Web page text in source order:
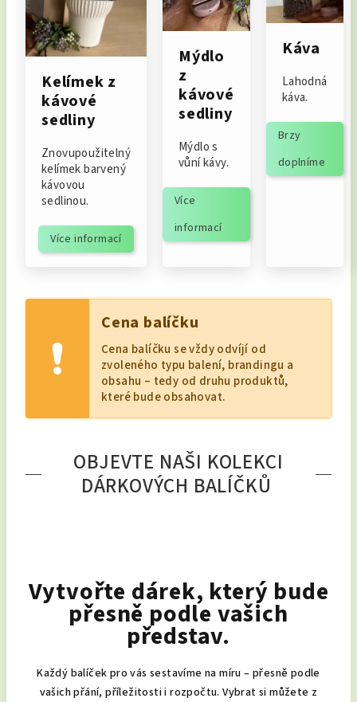
Kelímek z
kávové
sedliny
Znovupoužitelný
kelímek barvený
kávovou
sedlinou.
Více informací
Mýdlo
z
kávové
sedliny
Mýdlo s
vůní kávy.
Více
informací
Káva
Lahodná
káva.
Brzy
doplníme
Cena balíčku
Cena balíčku se vždy odvíjí od
zvoleného typu balení, brandingu a
obsahu – tedy od druhu produktů,
které bude obsahovat.
OBJEVTE NAŠI KOLEKCI
DÁRKOVÝCH BALÍČKŮ
Vytvořte dárek, který bude
přesně podle vašich
představ.
Každý balíček pro vás sestavíme na míru – přesně podle
vašich přání, příležitosti i rozpočtu. Vybrat si můžete z